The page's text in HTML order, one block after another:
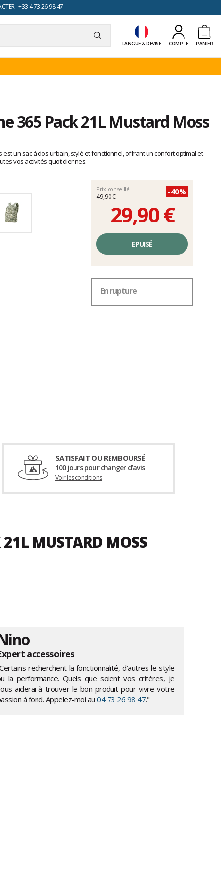
+33 4 73 26 98 47
LANGUE & DEVISE COMPTE PANIER
365 Pack 21L Mustard Moss
est un sac à dos urbain, stylé et fonctionnel, offrant un confort optimal et
vos activités quotidiennes.
Prix conseillé
49,90 €
-40%
29,90 €
Prix
unitaire,
hors
frais
EPUISÉ
En rupture
SATISFAIT OU REMBOURSÉ
100 jours pour changer d’avis
Voir les conditions
MUSTARD MOSS
accessoires
recherchent la fonctionnalité, d’autres le style
la performance. Quels que soient vos critères, je
aiderai à trouver le bon produit pour vivre votre
à fond. Appelez-moi au04 73 26 98 47."